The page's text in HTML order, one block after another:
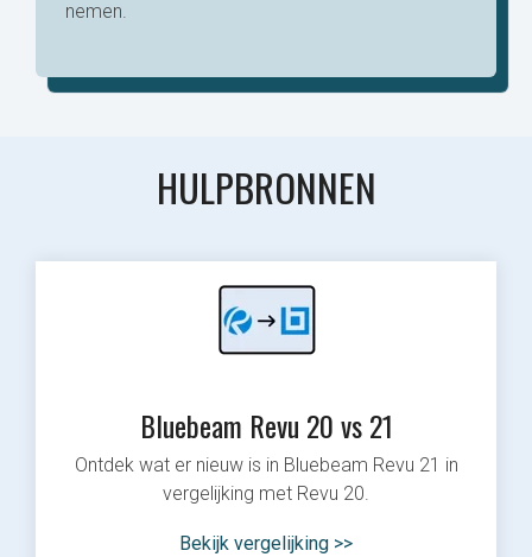
nemen.
HULPBRONNEN
Bluebeam Revu 20 vs 21
Ontdek wat er nieuw is in Bluebeam Revu 21 in
vergelijking met Revu 20.
Bekijk vergelijking >>